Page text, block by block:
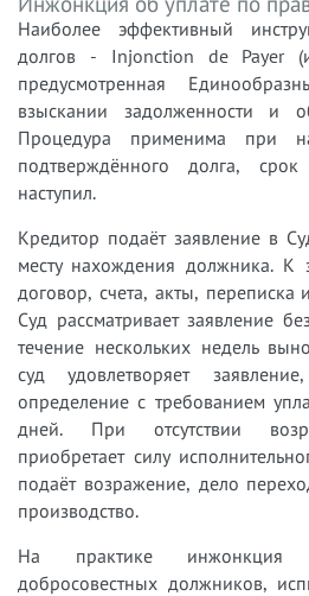
Наиболее эффективный
долгов - Injonction de Payer
предусмотренная
взыскании задолженности и
Процедура применима при
подтверждённого долга,
наступил.
Кредитор подаёт заявление в
месту нахождения должника. К
договор, счета, акты, переписка
Суд рассматривает заявление
течение нескольких недель
суд удовлетворяет
определение с требованием
дней. При отсутствии
приобретает силу
подаёт возражение, дело
производство.
На практике инжонкция
добросовестных должников,